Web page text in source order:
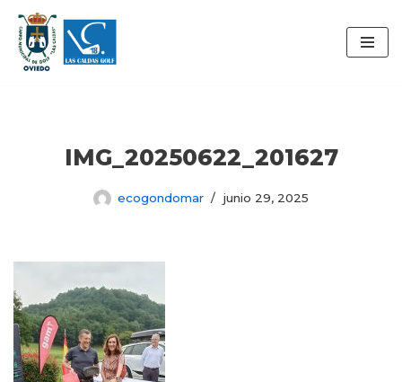
Saltar
al
IMG_20250622_201627
ecogondomar junio 29, 2025